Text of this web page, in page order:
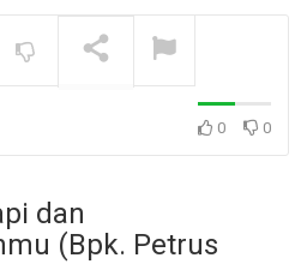
Jangan Biarkan Masa Lalu,
Depanmu! (Ibu Siane)0 0
dan
(Bpk. Petrus